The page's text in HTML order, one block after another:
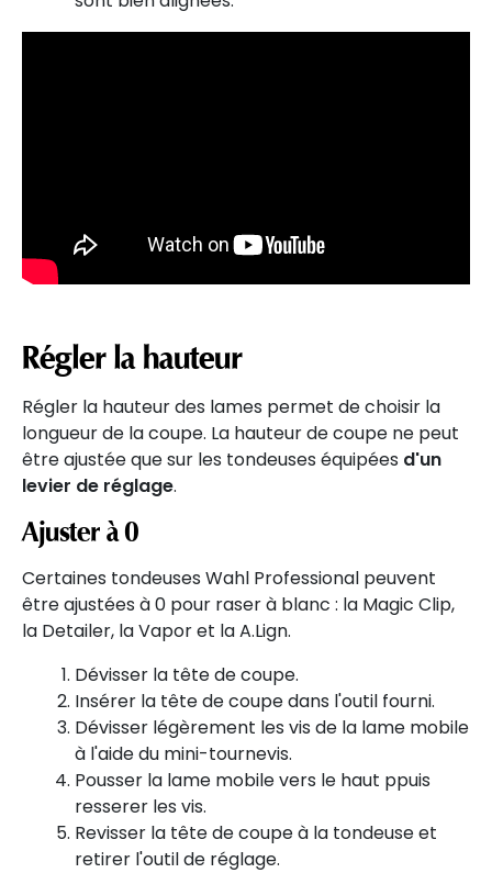
Régler la hauteur
Régler la hauteur des lames permet de choisir la
longueur de la coupe. La hauteur de coupe ne peut
être ajustée que sur les tondeuses équipées d'un
levier de réglage.
Ajuster à 0
Certaines tondeuses Wahl Professional peuvent
être ajustées à 0 pour raser à blanc : la Magic Clip,
la Detailer, la Vapor et la A.Lign.
Dévisser la tête de coupe.
Insérer la tête de coupe dans l'outil fourni.
Dévisser légèrement les vis de la lame mobile
à l'aide du mini-tournevis.
Pousser la lame mobile vers le haut ppuis
resserer les vis.
Revisser la tête de coupe à la tondeuse et
retirer l'outil de réglage.